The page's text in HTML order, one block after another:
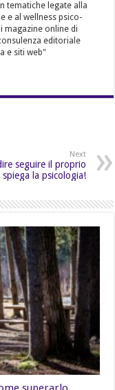
tematiche legate alla
e al wellness psico-
magazine online di
editoriale
e siti web"
Next
seguire il proprio
la psicologia!